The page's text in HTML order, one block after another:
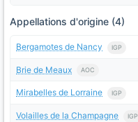
Appellations d'origine (4)
Bergamotes de Nancy IGP
Brie de Meaux AOC
Mirabelles de Lorraine IGP
Volailles de la Champagne IGP